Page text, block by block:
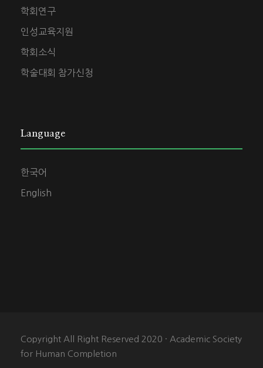
학회연구
인성교육지원
학회소식
학술대회 참가신청
Language
한국어
English
Copyright All Right Reserved 2020 · Academic Society
for Human Completion